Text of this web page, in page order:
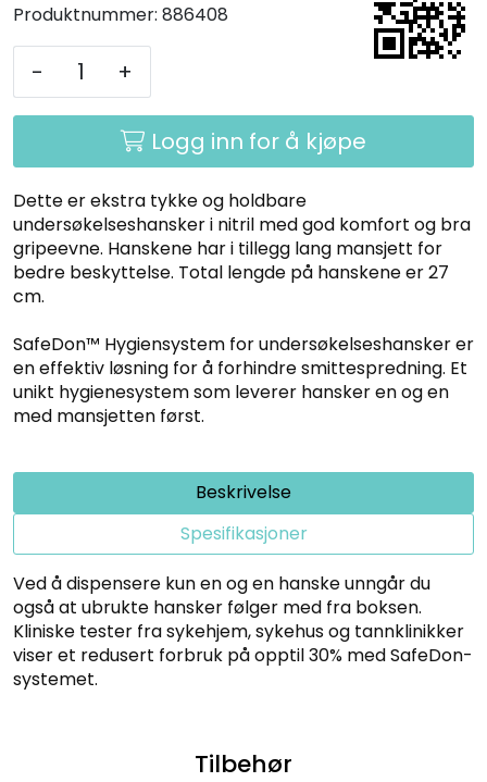
Produktnummer: 886408
- +
Logg inn for å kjøpe
Dette er ekstra tykke og holdbare
undersøkelseshansker i nitril med god komfort og bra
gripeevne. Hanskene har i tillegg lang mansjett for
bedre beskyttelse. Total lengde på hanskene er 27
cm.
SafeDon™ Hygiensystem for undersøkelseshansker er
en effektiv løsning for å forhindre smittespredning. Et
unikt hygienesystem som leverer hansker en og en
med mansjetten først.
Beskrivelse
Spesifikasjoner
Ved å dispensere kun en og en hanske unngår du
også at ubrukte hansker følger med fra boksen.
Kliniske tester fra sykehjem, sykehus og tannklinikker
viser et redusert forbruk på opptil 30% med SafeDon-
systemet.
Tilbehør